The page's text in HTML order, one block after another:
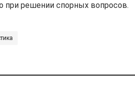
при решении спорных вопросов.